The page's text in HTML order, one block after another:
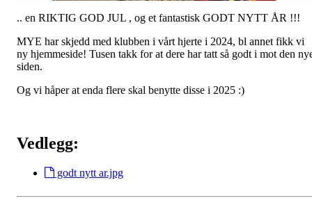
.. en RIKTIG GOD JUL , og et fantastisk GODT NYTT ÅR !!!
MYE har skjedd med klubben i vårt hjerte i 2024, bl annet fikk vi
ny hjemmeside! Tusen takk for at dere har tatt så godt i mot den
siden.
Og vi håper at enda flere skal benytte disse i 2025 :)
Vedlegg:
godt nytt ar.jpg